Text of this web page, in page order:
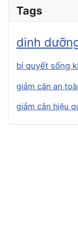
Tags
dinh
bí quyết sống
giảm cân an
giảm cân hiệu